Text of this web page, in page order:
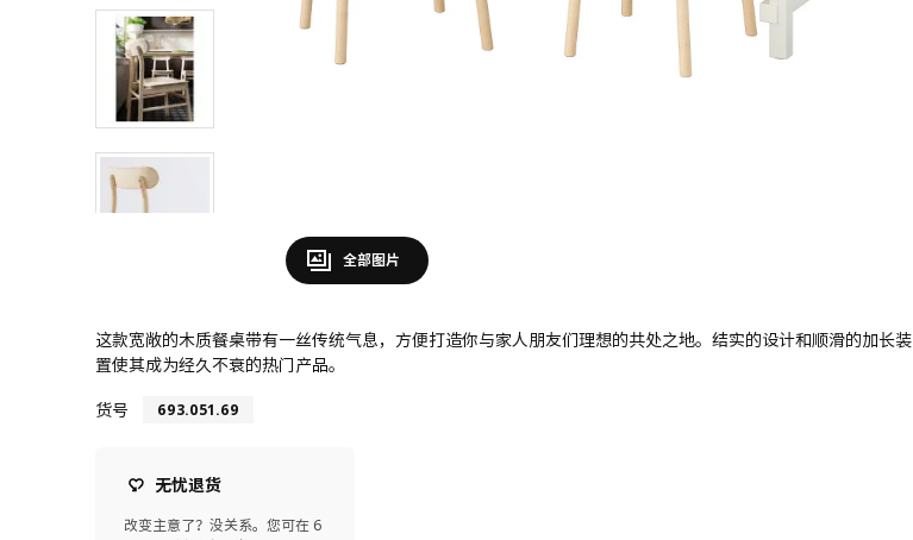
全部图片
这款宽敞的木质餐桌带有一丝传统气息，方便打造你与家人朋友们理想的共处之地。结实的设计和顺滑的加长装
置使其成为经久不衰的热门产品。
货号
693.051.69
无忧退货
改变主意了？没关系。您可在 6